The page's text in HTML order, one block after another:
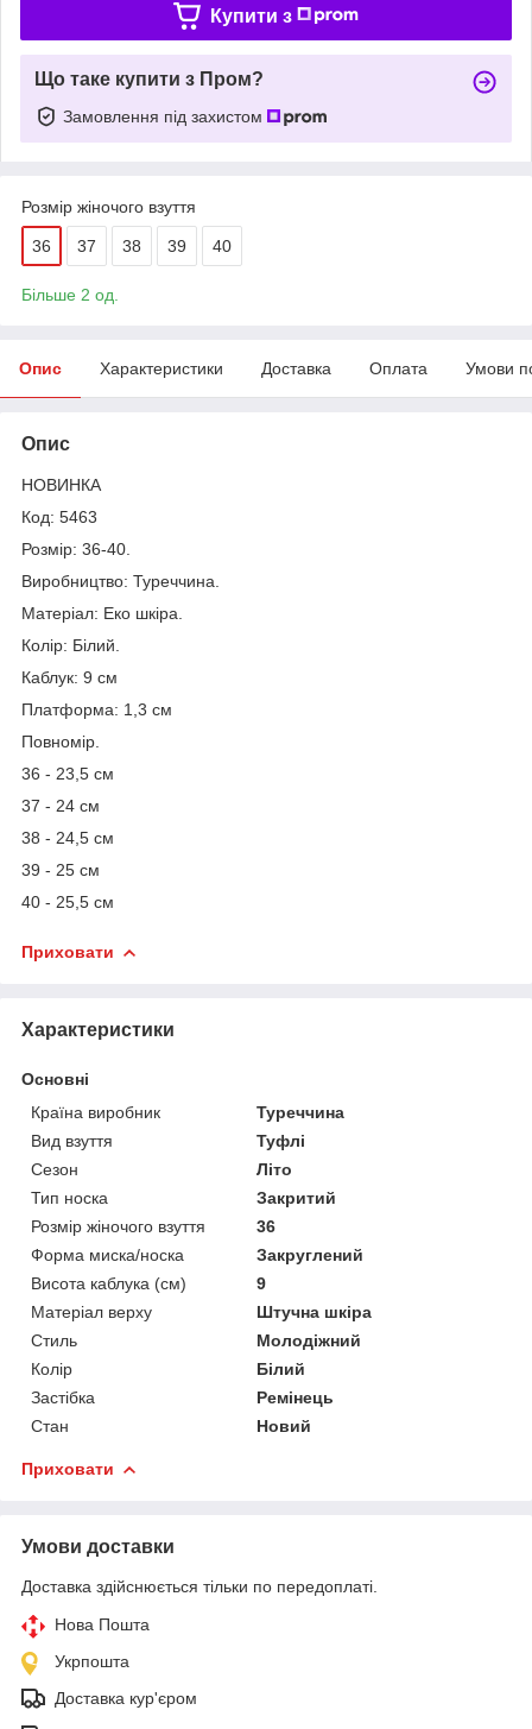
Купити з
Що таке купити з Пром?
Замовлення під захистом
Розмір жіночого взуття
36 37 38 39 40
Більше 2 од.
Опис Характеристики Доставка Оплата Умови
Опис
НОВИНКА
Код: 5463
Розмір: 36-40.
Виробництво: Туреччина.
Матеріал: Еко шкіра.
Колір: Білий.
Каблук: 9 см
Платформа: 1,3 см
Повномір.
36 - 23,5 см
37 - 24 см
38 - 24,5 см
39 - 25 см
40 - 25,5 см
Приховати
Характеристики
Основні
Країна виробник
Туреччина
Вид взуття
Туфлі
Сезон
Літо
Тип носка
Закритий
Розмір жіночого взуття
36
Форма миска/носка
Закруглений
Висота каблука (см)
9
Матеріал верху
Штучна шкіра
Стиль
Молодіжний
Колір
Білий
Застібка
Ремінець
Стан
Новий
Приховати
Умови доставки
Доставка здійснюється тільки по передоплаті.
Нова Пошта
Укрпошта
Доставка кур'єром